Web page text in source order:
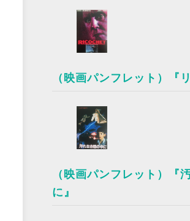
（映画パンフレット）『
（映画パンフレット）『
に』